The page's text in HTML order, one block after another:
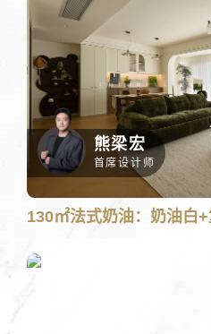
熊梁宏
首席设计师
130㎡法式奶油：奶油白
装修先报价
人工核算，装